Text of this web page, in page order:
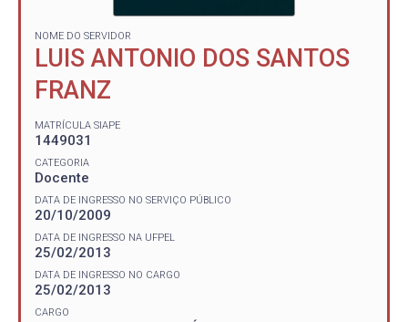
NOME DO SERVIDOR
LUIS ANTONIO DOS SANTOS
FRANZ
MATRÍCULA SIAPE
1449031
CATEGORIA
Docente
DATA DE INGRESSO NO SERVIÇO PÚBLICO
20/10/2009
DATA DE INGRESSO NA UFPEL
25/02/2013
DATA DE INGRESSO NO CARGO
25/02/2013
CARGO